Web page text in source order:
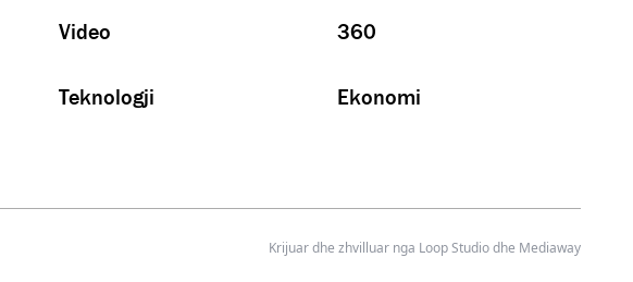
Video 360
Teknologji Ekonomi
Krijuar dhe zhvilluar nga Loop Studiodhe Mediaway